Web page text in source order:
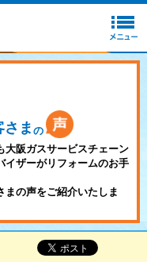
さま の
大阪ガスサービスチェーン
イザーがリフォームのお手
まの声をご紹介いたしま